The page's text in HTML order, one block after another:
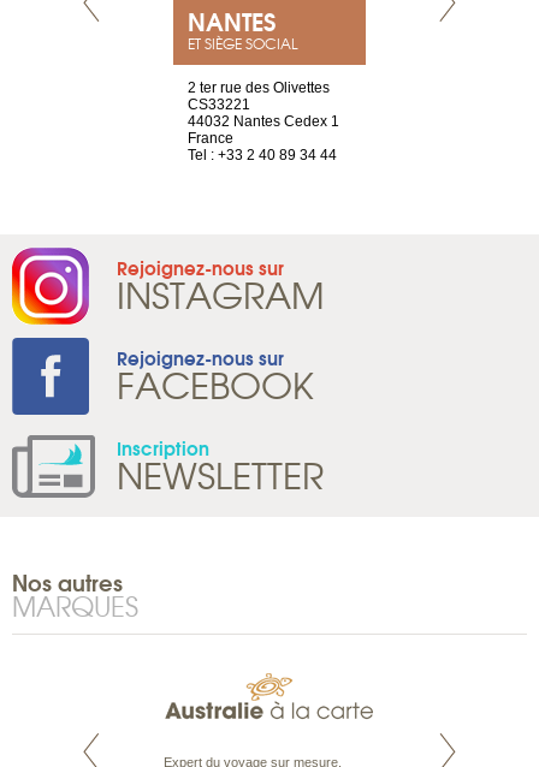
NANTES
ET SIÈGE SOCIAL
2 ter rue des Olivettes
CS33221
44032 Nantes Cedex 1
France
Tel : +33 2 40 89 34 44
Rejoignez-nous sur
INSTAGRAM
Rejoignez-nous sur
FACEBOOK
Inscription
NEWSLETTER
Nos autres
MARQUES
est le spécialiste Expert du voyage sur mesure, Parce qu’ils sont